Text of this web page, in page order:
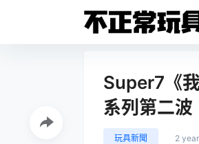
Super7《
系列第二波
玩具新聞 2